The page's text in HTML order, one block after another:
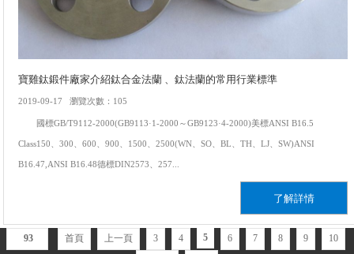
寶雞鈦鍛件廠家介紹鈦合金法蘭 、鈦法蘭的常用行業標準
2019-09-17 瀏覽次數：105
國標GB/T9112-2000(GB9113·1-2000～GB9123·4-2000)美標ANSI B16.5
Class150、300、600、900、1500、2500(WN、SO、BL、TH、LJ、SW)ANSI
B16.47,ANSI B16.48德標DIN2573、257...
了解詳情
93 首頁 上一頁 3 4 5 6 7 8 9 10